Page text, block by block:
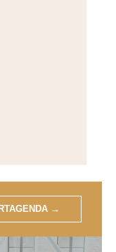
klinken
[…]
→